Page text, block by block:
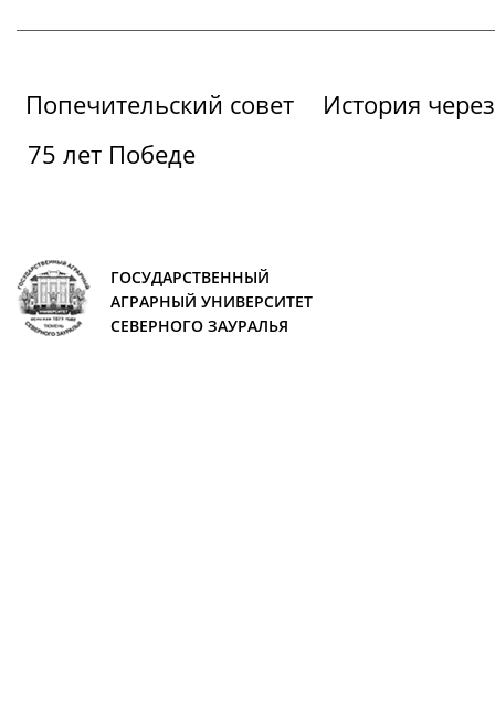
Попечительский совет
История
75 лет Победе
ГОСУДАРСТВЕННЫЙ
АГРАРНЫЙ УНИВЕРСИТЕТ
СЕВЕРНОГО ЗАУРАЛЬЯ